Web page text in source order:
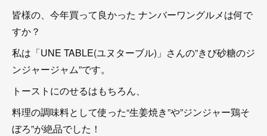
皆様の、今年買って良かった ナンバーワングルメは何で
すか？
私は「UNE TABLE(ユヌターブル)」さんの”きび砂糖のジ
ンジャージャム”です。
トーストにのせるはもちろん、
料理の調味料として使った“生姜焼き”や”ジンジャー鶏そ
ぼろ”が絶品でした！